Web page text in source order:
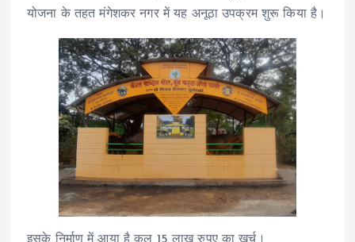
योजना के तहत मंगेशकर नगर में यह अनूठा उपक्रम शुरू किया है।